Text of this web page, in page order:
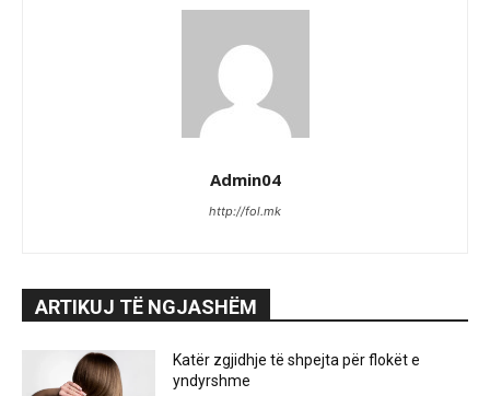
Admin04
http://fol.mk
ARTIKUJ TË NGJASHËM
Katër zgjidhje të shpejta për flokët e
yndyrshme